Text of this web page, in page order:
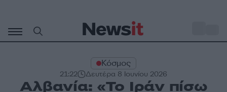
περιεχόμενο
Κόσμος
21:22 Δευτέρα 8 Ιουνίου 2026
Αλβανία: «Το Ιράν πίσω